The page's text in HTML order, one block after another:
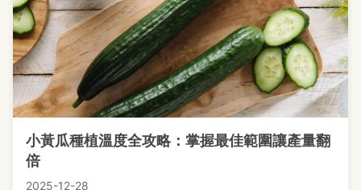
小黃瓜種植溫度全攻略：掌握最佳範圍讓產量翻
倍
2025-12-28